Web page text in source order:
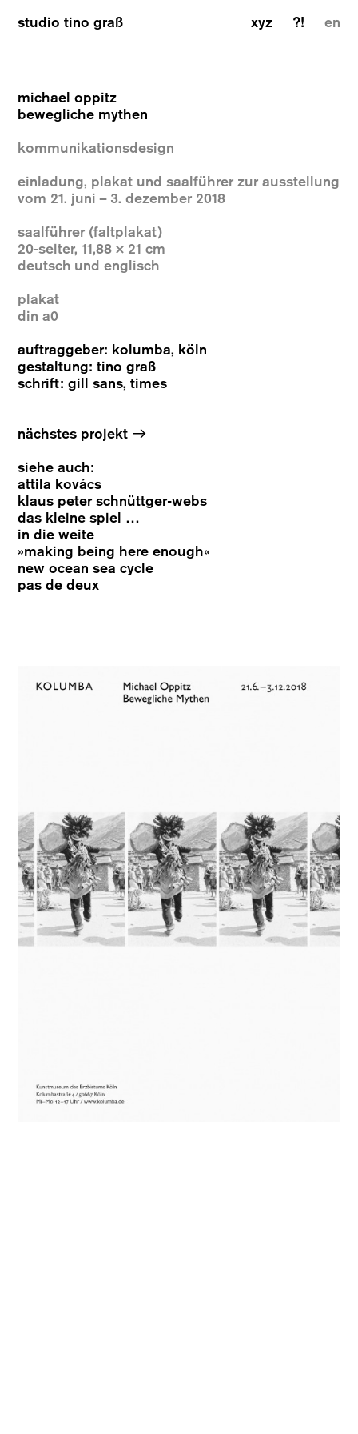
studio tino graß xyz ?! en
michael oppitz
bewegliche mythen
kommunikationsdesign
einladung, plakat und saalführer zur ausstellung
vom 21. juni – 3. dezember 2018
saalführer (faltplakat)
20-seiter, 11,88 × 21 cm
deutsch und englisch
plakat
din a0
auftraggeber: kolumba, köln
gestaltung: tino graß
schrift: gill sans, times
nächstes projekt →
siehe auch:
attila kovács
klaus peter schnüttger-webs
das kleine spiel …
in die weite
»making being here enough«
new ocean sea cycle
pas de deux